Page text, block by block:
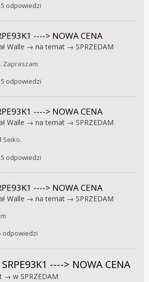
datą publikacji oferty, nazwą
Jest to najprostsze
przed oszustwami
z użyciem zdjęć ściągniętych z
Kartka musi być zmięta, żeby
spreparowanie takiego zdjęcia w
graficznym.
5 odpowiedzi
----> NOWA CENA
Walle → na temat → SPRZEDAM
Zapraszam
5 odpowiedzi
----> NOWA CENA
Walle → na temat → SPRZEDAM
Seiko.
5 odpowiedzi
----> NOWA CENA
Walle → na temat → SPRZEDAM
odpowiedzi
----> NOWA CENA
→ w SPRZEDAM